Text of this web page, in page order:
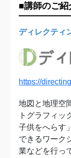
■講師のご紹
ディレクティ
https://
地図と地理空
トグラフィッ
子供をへらす
できるワーク
業などを行っ